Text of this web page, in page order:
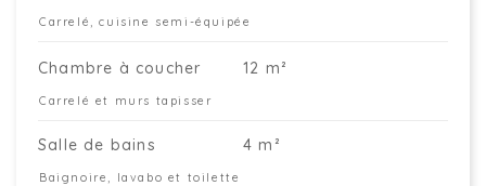
Carrelé, cuisine semi-équipée
Chambre à coucher 12 m²
Carrelé et murs tapisser
Salle de bains 4 m²
Baignoire, lavabo et toilette